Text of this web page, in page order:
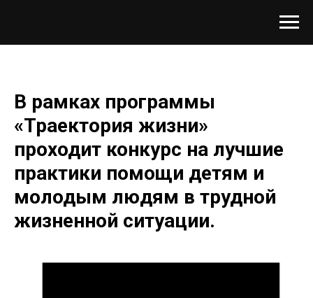
В рамках программы
«Траектория жизни»
проходит конкурс на лучшие
практики помощи детям и
молодым людям в трудной
жизненной ситуации.